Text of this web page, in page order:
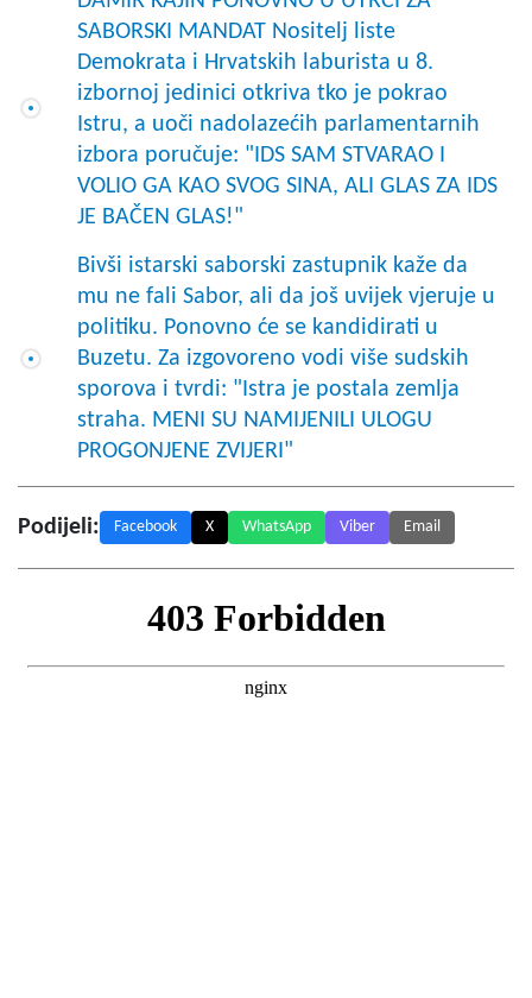
SABORSKI MANDAT Nositelj liste
Demokrata i Hrvatskih laburista u 8.
izbornoj jedinici otkriva tko je pokrao
Istru, a uoči nadolazećih parlamentarnih
izbora poručuje: "IDS SAM STVARAO I
VOLIO GA KAO SVOG SINA, ALI GLAS ZA IDS
JE BAČEN GLAS!"
Bivši istarski saborski zastupnik kaže da
mu ne fali Sabor, ali da još uvijek vjeruje u
politiku. Ponovno će se kandidirati u
Buzetu. Za izgovoreno vodi više sudskih
sporova i tvrdi: "Istra je postala zemlja
straha. MENI SU NAMIJENILI ULOGU
PROGONJENE ZVIJERI"
Podijeli: Facebook X WhatsApp Viber Email